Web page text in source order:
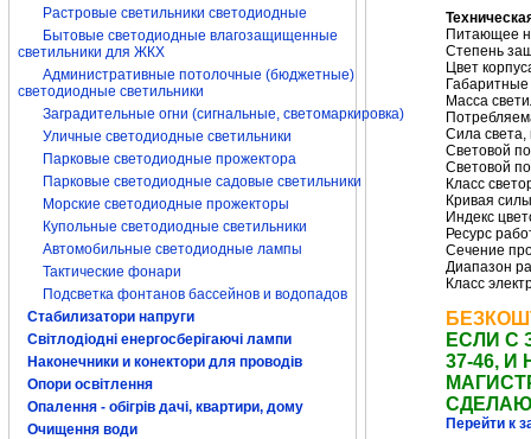
Растровые светильники светодиодные
Бытовые светодиодные влагозащищенные
светильники для ЖКХ
Административные потолочные (бюджетные)
светодиодные светильники
Заградительные огни (сигнальные, светомаркировка)
Уличные светодиодные светильники
Парковые светодиодные прожектора
Парковые светодиодные садовые светильники
Морские светодиодные прожекторы
Купольные светодиодные светильники
Автомобильные светодиодные лампы
Тактические фонари
Подсветка фонтанов бассейнов и водопадов
Стабилизатори напруги
Світлодіодні енергосберігаючі лампи
Наконечники и конектори для проводів
Опори освітлення
Опалення - обігрів дачі, квартири, дому
Очищення води
Питающее
Степень
Цвет
Масса
Сила света,
Световой
Световой
Класс
Кривая
Индекс
Ресурс
Сечение
Диапазон
Класс
ЕСЛИ С
37-46,
Перейти к